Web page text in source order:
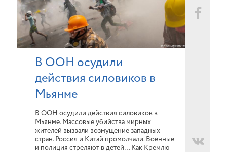
В ООН осудили
действия силовиков в
Мьянме
В ООН осудили действия силовиков в
Мьянме. Массовые убийства мирных
жителей вызвали возмущение западных
стран. Россия и Китай промолчали. Военные
и полиция стреляют в детей… Как Кремлю